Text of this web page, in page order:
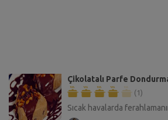
Çikolatalı Parfe
(1)
Sıcak havalarda